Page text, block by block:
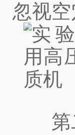
忽视
第二